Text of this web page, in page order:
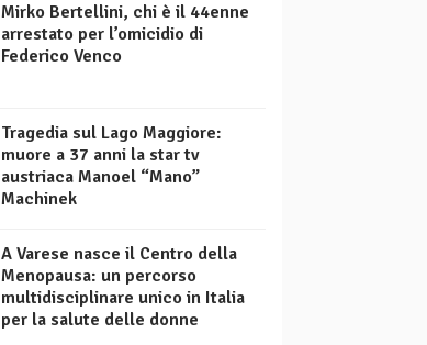
Mirko Bertellini, chi è il 44enne
arrestato per l’omicidio di
Federico Venco
Tragedia sul Lago Maggiore:
muore a 37 anni la star tv
austriaca Manoel “Mano”
Machinek
A Varese nasce il Centro della
Menopausa: un percorso
multidisciplinare unico in Italia
per la salute delle donne